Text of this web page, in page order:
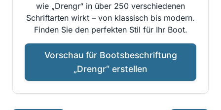
wie „Drengr“ in über 250 verschiedenen
Schriftarten wirkt – von klassisch bis modern.
Finden Sie den perfekten Stil für Ihr Boot.
Vorschau für Bootsbeschriftung
„Drengr“ erstellen